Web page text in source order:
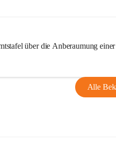
über die Anberaumung
Alle